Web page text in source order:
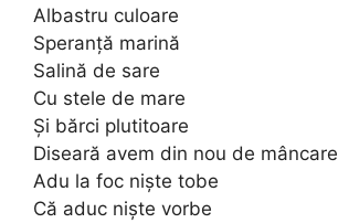
Albastru culoare
Speranță marină
Salină de sare
Cu stele de mare
Și bărci plutitoare
Diseară avem din nou de mâncare
Adu la foc niște tobe
Că aduc niște vorbe